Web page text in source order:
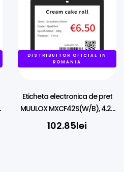
DISTRIBUITOR OFICIAL IN
ROMANIA
Eticheta electronica de pret
MUULOX MXCF42S(W/B), 4.2″,
NFC, LED, 4 culori
102.85lei